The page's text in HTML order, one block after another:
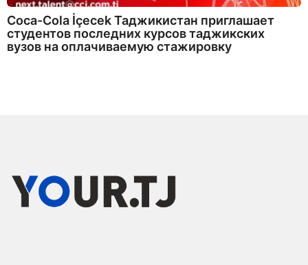
Coca-Cola İçecek Таджикистан приглашает
студентов последних курсов таджикских
вузов на оплачиваемую стажировку